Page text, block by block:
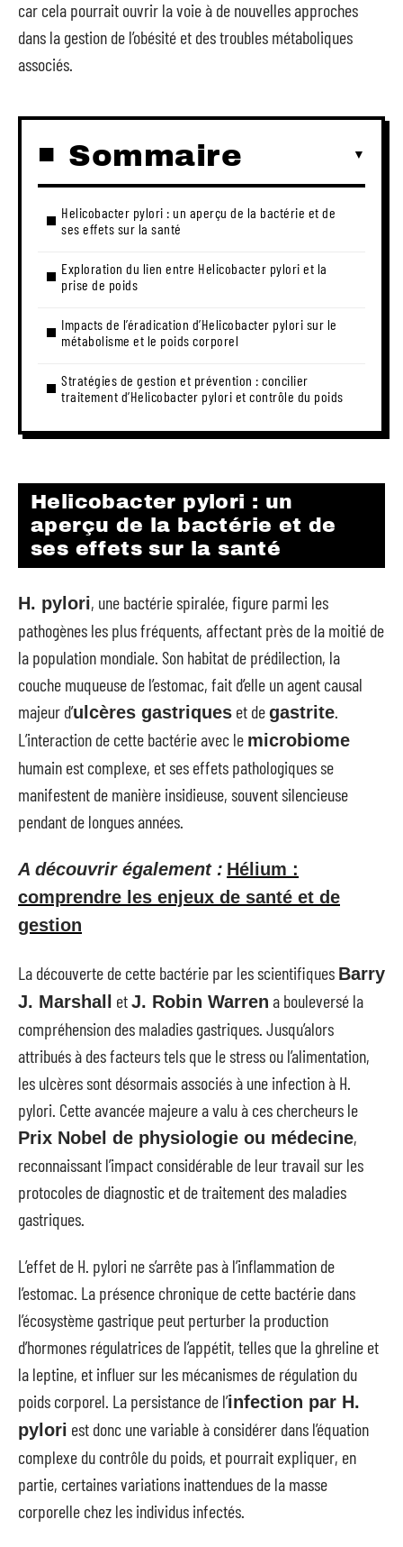
car cela pourrait ouvrir la voie à de nouvelles approches
dans la gestion de l’obésité et des troubles métaboliques
associés.
Sommaire
Helicobacter pylori : un aperçu de la bactérie et de
ses effets sur la santé
Exploration du lien entre Helicobacter pylori et la
prise de poids
Impacts de l’éradication d’Helicobacter pylori sur le
métabolisme et le poids corporel
Stratégies de gestion et prévention : concilier
traitement d’Helicobacter pylori et contrôle du poids
Helicobacter pylori : un
aperçu de la bactérie et de
ses effets sur la santé
H. pylori, une bactérie spiralée, figure parmi les
pathogènes les plus fréquents, affectant près de la moitié de
la population mondiale. Son habitat de prédilection, la
couche muqueuse de l’estomac, fait d’elle un agent causal
majeur d’ulcères gastriques et degastrite
L’interaction de cette bactérie avec le microbiome
humain est complexe, et ses effets pathologiques se
manifestent de manière insidieuse, souvent silencieuse
pendant de longues années.
A découvrir également : Hélium :
comprendre les enjeux de santé et de
gestion
La découverte de cette bactérie par les scientifiques Barry
J. Marshall etJ. Robin Warren a bouleversé la
compréhension des maladies gastriques. Jusqu’alors
attribués à des facteurs tels que le stress ou l’alimentation,
les ulcères sont désormais associés à une infection à H.
pylori. Cette avancée majeure a valu à ces chercheurs le
Prix Nobel de physiologie ou médecine,
reconnaissant l’impact considérable de leur travail sur les
protocoles de diagnostic et de traitement des maladies
gastriques.
L’effet de H. pylori ne s’arrête pas à l’inflammation de
l’estomac. La présence chronique de cette bactérie dans
l’écosystème gastrique peut perturber la production
d’hormones régulatrices de l’appétit, telles que la ghreline et
la leptine, et influer sur les mécanismes de régulation du
poids corporel. La persistance de l’infection par H.
pylori est donc une variable à considérer dans l’équation
complexe du contrôle du poids, et pourrait expliquer, en
partie, certaines variations inattendues de la masse
corporelle chez les individus infectés.